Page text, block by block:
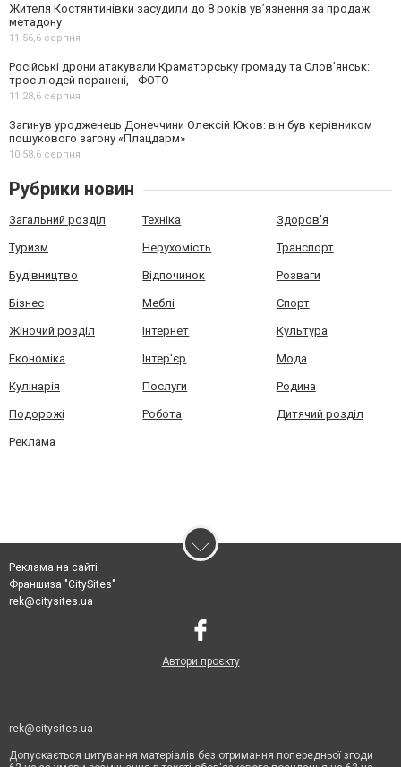
Жителя Костянтинівки засудили до 8 років ув’язнення за продаж
метадону
11:56,6 серпня
Російські дрони атакували Краматорську громаду та Слов’янськ:
троє людей поранені, - ФОТО
11:28,6 серпня
Загинув уродженець Донеччини Олексій Юков: він був керівником
пошукового загону «Плацдарм»
10:58,6 серпня
Рубрики новин
Загальний розділ Техніка Здоров'я
Туризм Нерухомість Транспорт
Будівництво Відпочинок Розваги
Бізнес Меблі Спорт
Жіночий розділ Інтернет Культура
Економіка Інтер'єр Мода
Кулінарія Послуги Родина
Подорожі Робота Дитячий розділ
Реклама
Реклама на сайті
Франшиза "CitySites"
rek@citysites.ua
Автори проєкту
rek@citysites.ua
Допускається цитування матеріалів без отримання попередньої згоди